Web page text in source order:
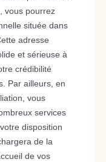
vous pourrez
située dans
adresse
et sérieuse à
crédibilité
Par ailleurs, en
vous
services
disposition
de la
de vos